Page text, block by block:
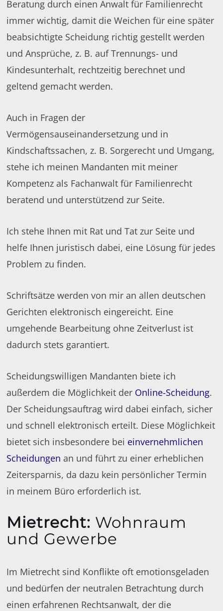
Beratung durch einen Anwalt für Familienrecht
immer wichtig, damit die Weichen für eine später
beabsichtigte Scheidung richtig gestellt werden
und Ansprüche, z. B. auf Trennungs- und
Kindesunterhalt, rechtzeitig berechnet und
geltend gemacht werden.
Auch in Fragen der
Vermögensauseinandersetzung und in
Kindschaftssachen, z. B. Sorgerecht und Umgang,
stehe ich meinen Mandanten mit meiner
Kompetenz als Fachanwalt für Familienrecht
beratend und unterstützend zur Seite.
Ich stehe Ihnen mit Rat und Tat zur Seite und
helfe Ihnen juristisch dabei, eine Lösung für jedes
Problem zu finden.
Schriftsätze werden von mir an allen deutschen
Gerichten elektronisch eingereicht. Eine
umgehende Bearbeitung ohne Zeitverlust ist
dadurch stets garantiert.
Scheidungswilligen Mandanten biete ich
außerdem die Möglichkeit der Online-Scheidung.
Der Scheidungsauftrag wird dabei einfach, sicher
und schnell elektronisch erteilt. Diese Möglichkeit
bietet sich insbesondere bei einvernehmlichen
Scheidungen an und führt zu einer erheblichen
Zeitersparnis, da dazu kein persönlicher Termin
in meinem Büro erforderlich ist.
Mietrecht: Wohnraum
und Gewerbe
Im Mietrecht sind Konflikte oft emotionsgeladen
und bedürfen der neutralen Betrachtung durch
einen erfahrenen Rechtsanwalt, der die